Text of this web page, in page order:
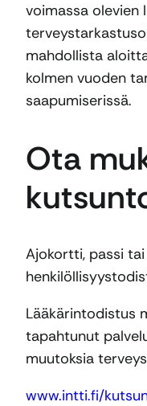
voimassa olevien
mahdollista
kolmen vuoden
saapumiserissä.
Ota
Ajokortti, passi
Lääkärintodistus
tapahtunut
muutoksia
www.intti.fi/